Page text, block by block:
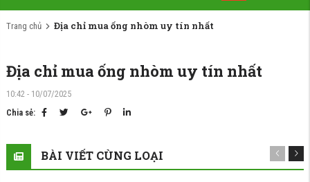
Trang chủ Địa chỉ mua ống nhòm uy tín nhất
Địa chỉ mua ống nhòm uy tín nhất
10:42 - 10/07/2025
Chia sẻ:
BÀI VIẾT CÙNG LOẠI